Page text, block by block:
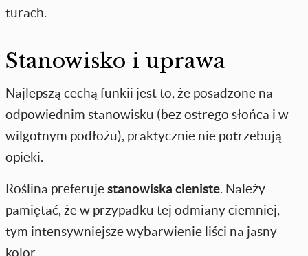
turach.
Stanowisko i uprawa
Najlepszą cechą funkii jest to, że posadzone na
odpowiednim stanowisku (bez ostrego słońca i w
wilgotnym podłożu), praktycznie nie potrzebują
opieki.
Roślina preferujestanowiska cieniste. Należy
pamiętać, że w przypadku tej odmiany ciemniej,
tym intensywniejsze wybarwienie liści na jasny
kolor.